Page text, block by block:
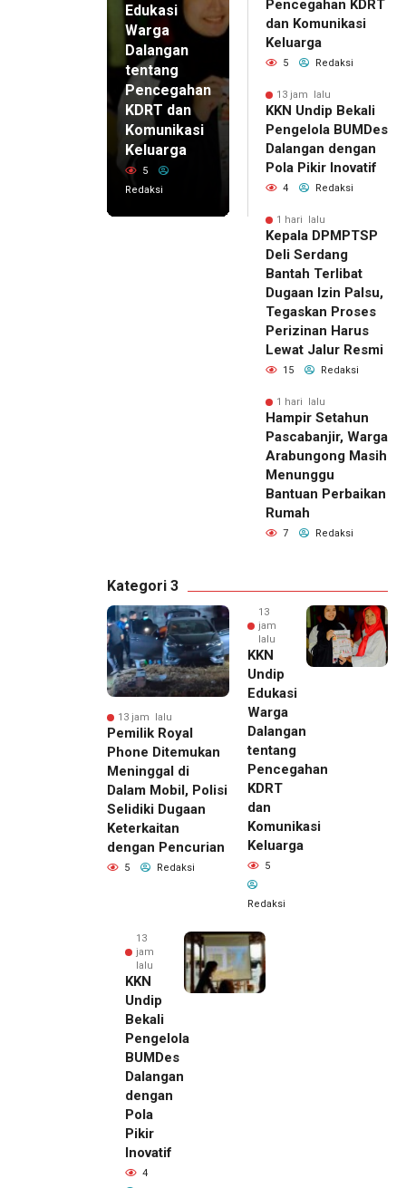
Edukasi
Warga
Dalangan
tentang
Pencegahan
KDRT dan
Komunikasi
Keluarga
5
Redaksi
Pencegahan KDRT
dan Komunikasi
Keluarga
5 Redaksi
13 jam lalu
KKN Undip Bekali
Pengelola BUMDes
Dalangan dengan
Pola Pikir Inovatif
4 Redaksi
1 hari lalu
Kepala DPMPTSP
Deli Serdang
Bantah Terlibat
Dugaan Izin Palsu,
Tegaskan Proses
Perizinan Harus
Lewat Jalur Resmi
15 Redaksi
1 hari lalu
Hampir Setahun
Pascabanjir, Warga
Arabungong Masih
Menunggu
Bantuan Perbaikan
Rumah
7 Redaksi
Kategori 3
13 jam lalu
Pemilik Royal
Phone Ditemukan
Meninggal di
Dalam Mobil, Polisi
Selidiki Dugaan
Keterkaitan
dengan Pencurian
5 Redaksi
13
jam
lalu
KKN
Undip
Edukasi
Warga
Dalangan
tentang
Pencegahan
KDRT
dan
Komunikasi
Keluarga
5
Redaksi
13
jam
lalu
KKN
Undip
Bekali
Pengelola
BUMDes
Dalangan
dengan
Pola
Pikir
Inovatif
4
Pemilik